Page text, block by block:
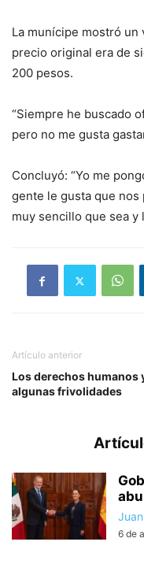
La munícipe mostró
precio original era de
200 pesos.
“Siempre he buscado
pero no me gusta
Concluyó: “Yo me
gente le gusta que nos
muy sencillo que sea y
Artículo anterior
Los derechos humanos
algunas frivolidades
6 de